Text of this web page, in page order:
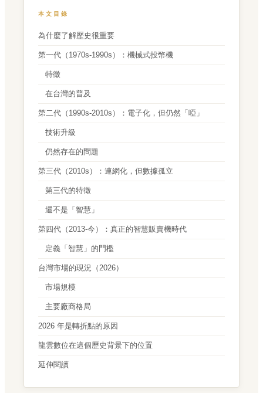
本文目錄
為什麼了解歷史很重要
第一代（1970s-1990s）：機械式投幣機
特徵
在台灣的普及
第二代（1990s-2010s）：電子化，但仍然「啞」
技術升級
仍然存在的問題
第三代（2010s）：連網化，但數據孤立
第三代的特徵
還不是「智慧」
第四代（2013-今）：真正的智慧販賣機時代
定義「智慧」的門檻
台灣市場的現況（2026）
市場規模
主要廠商格局
2026 年是轉折點的原因
龍雲數位在這個歷史背景下的位置
延伸閱讀